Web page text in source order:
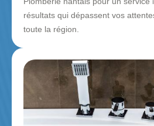
résultats qui dépassent vos
toute la région.